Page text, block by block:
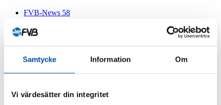
Samtycke Information Om
Vi värdesätter din integritet
FVB-News 58
FVB-News 56
FVB-News 54
FVB-News 53
FVB-News 52
FVB-News 51
FVB-News 49